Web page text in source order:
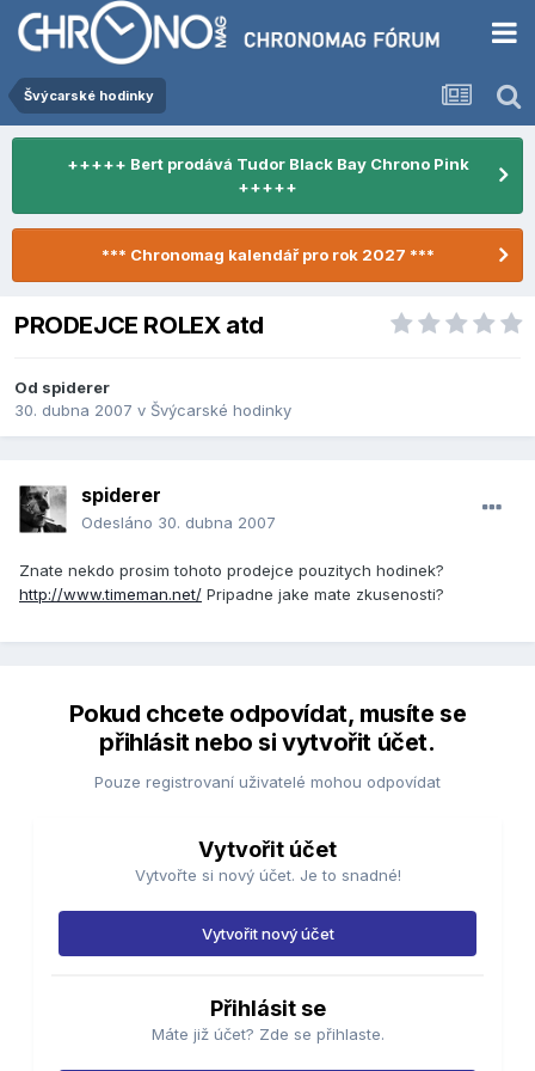
Švýcarské hodinky
+++++ Bert prodává Tudor Black Bay Chrono Pink
+++++
*** Chronomag kalendář pro rok 2027 ***
PRODEJCE ROLEX atd
Od spiderer
30. dubna 2007 v Švýcarské hodinky
spiderer
Odesláno 30. dubna 2007
Znate nekdo prosim tohoto prodejce pouzitych hodinek?
http://www.timeman.net/ Pripadne jake mate zkusenosti?
Pokud chcete odpovídat, musíte se
přihlásit nebo si vytvořit účet.
Pouze registrovaní uživatelé mohou odpovídat
Vytvořit účet
Vytvořte si nový účet. Je to snadné!
Vytvořit nový účet
Přihlásit se
Máte již účet? Zde se přihlaste.